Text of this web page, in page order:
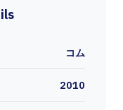
コム
2010